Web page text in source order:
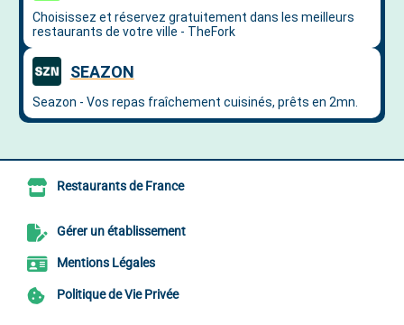
Restaurants de France
Gérer un établissement
Mentions Légales
Politique de Vie Privée